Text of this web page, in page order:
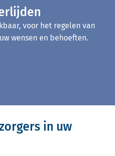
voor het regelen van
wensen en behoeften.
in uw